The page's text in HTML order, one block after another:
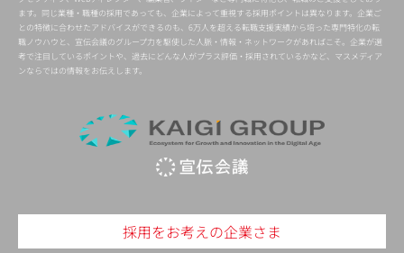
ます。同じ業種・職種の採用であっても、企業によって重視する採用ポイントは異なります。企業ご
との特徴に合わせたアドバイスができるのも、6万人を超える転職支援実績から培った専門特化の転
職ノウハウと、宣伝会議のグループ力を駆使した人脈・情報・ネットワークがあればこそ。企業が選
考で注目しているポイントや、過去にどんな人がプラス評価・採用されているかなど、マスメディア
ンならではの情報をお伝えします。
採用をお考えの企業さま